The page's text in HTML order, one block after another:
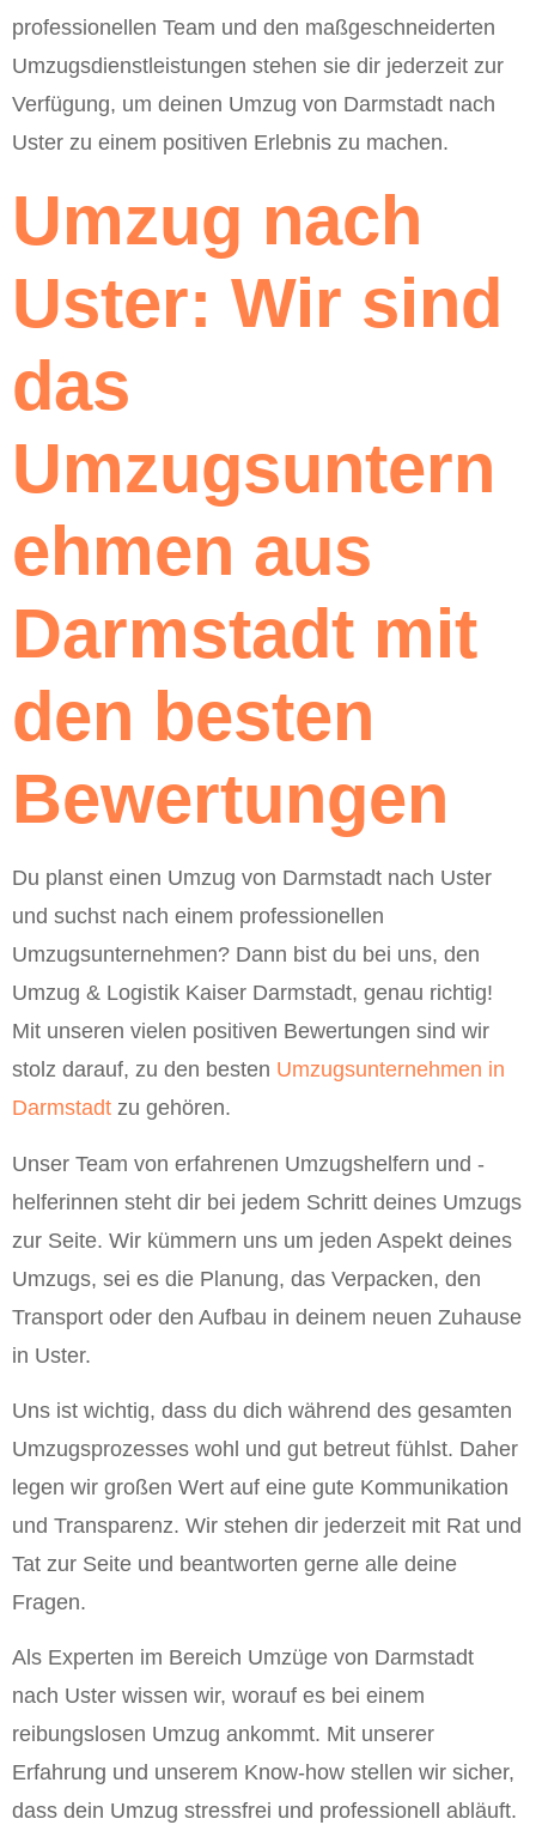
professionellen Team und den maßgeschneiderten
Umzugsdienstleistungen stehen sie dir jederzeit zur
Verfügung, um deinen Umzug von Darmstadt nach
Uster zu einem positiven Erlebnis zu machen.
Umzug nach
Uster: Wir sind
das
Umzugsuntern
ehmen aus
Darmstadt mit
den besten
Bewertungen
Du planst einen Umzug von Darmstadt nach Uster
und suchst nach einem professionellen
Umzugsunternehmen? Dann bist du bei uns, den
Umzug & Logistik Kaiser Darmstadt, genau richtig!
Mit unseren vielen positiven Bewertungen sind wir
stolz darauf, zu den besten Umzugsunternehmen in
Darmstadt zu gehören.
Unser Team von erfahrenen Umzugshelfern und -
helferinnen steht dir bei jedem Schritt deines Umzugs
zur Seite. Wir kümmern uns um jeden Aspekt deines
Umzugs, sei es die Planung, das Verpacken, den
Transport oder den Aufbau in deinem neuen Zuhause
in Uster.
Uns ist wichtig, dass du dich während des gesamten
Umzugsprozesses wohl und gut betreut fühlst. Daher
legen wir großen Wert auf eine gute Kommunikation
und Transparenz. Wir stehen dir jederzeit mit Rat und
Tat zur Seite und beantworten gerne alle deine
Fragen.
Als Experten im Bereich Umzüge von Darmstadt
nach Uster wissen wir, worauf es bei einem
reibungslosen Umzug ankommt. Mit unserer
Erfahrung und unserem Know-how stellen wir sicher,
dass dein Umzug stressfrei und professionell abläuft.